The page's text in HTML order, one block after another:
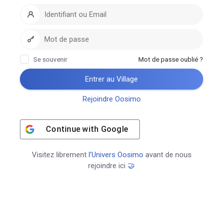
Se souvenir Mot de passe oublié ?
Entrer au Village
Rejoindre Oosimo
Continue with Google
Visitez librement l’Univers Oosimo avant de nous
rejoindre ici 🤝